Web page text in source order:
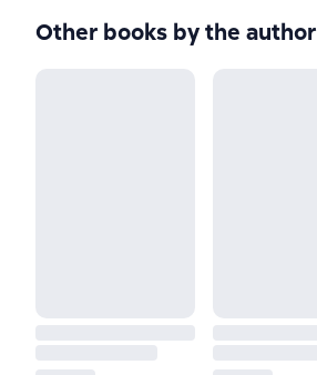
Other books by the author